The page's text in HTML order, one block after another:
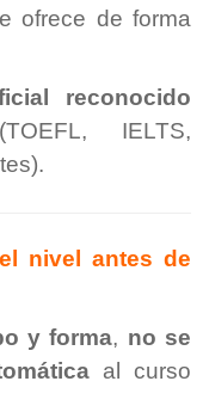
ofrece de forma
reconocido
IELTS,
nivel antes de
y forma, no se
al curso